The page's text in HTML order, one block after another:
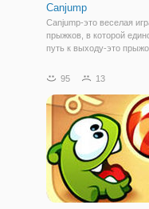
Canjump
Canjump-это веселая
прыжков, в которой
путь к выходу-это
время. Неправильный
вернетесь и повторите
95 13